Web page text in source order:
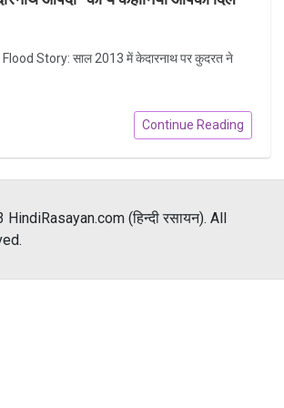
Story: साल 2013 में केदारनाथ पर कुदरत ने
Continue Reading
(हिन्दी रसायन). All